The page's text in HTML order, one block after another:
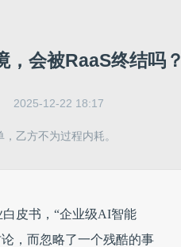
，会被RaaS终结吗？
2025-12-22 18:17
乙方不为过程内耗。
皮书，“企业级AI智能
，而忽略了一个残酷的事